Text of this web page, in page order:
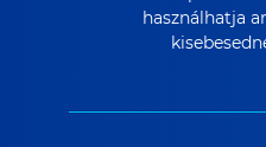
használhatja